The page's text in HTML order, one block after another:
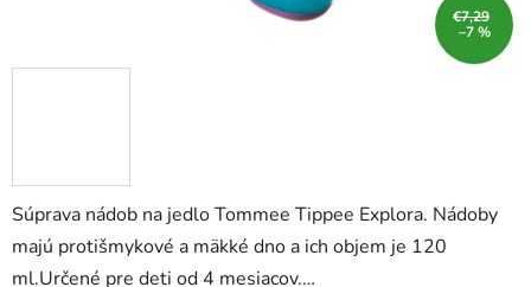
Súprava nádob na jedlo Tommee Tippee Explora. Nádoby
majú protišmykové a mäkké dno a ich objem je 120
ml.Určené pre deti od 4 mesiacov.…
€7,29
–7 %